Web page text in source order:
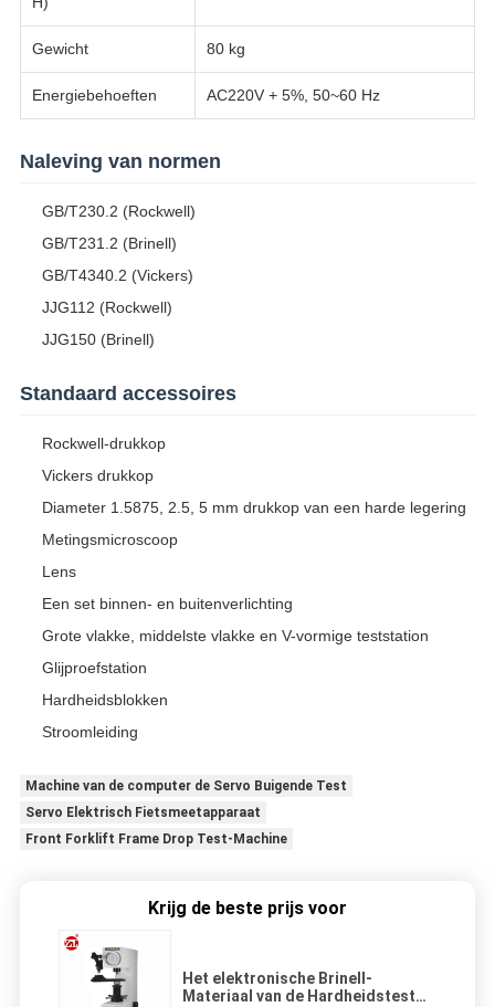
Gewicht 80 kg
Energiebehoeften AC220V + 5%, 50~60 Hz
Naleving van normen
GB/T230.2 (Rockwell)
GB/T231.2 (Brinell)
GB/T4340.2 (Vickers)
JJG112 (Rockwell)
JJG150 (Brinell)
Standaard accessoires
Rockwell-drukkop
Vickers drukkop
Diameter 1.5875, 2.5, 5 mm drukkop van een harde legering
Metingsmicroscoop
Lens
Een set binnen- en buitenverlichting
Grote vlakke, middelste vlakke en V-vormige teststation
Glijproefstation
Hardheidsblokken
Stroomleiding
Machine van de computer de Servo Buigende Test
Servo Elektrisch Fietsmeetapparaat
Front Forklift Frame Drop Test-Machine
Krijg de beste prijs voor
Het elektronische Brinell-
Materiaal van de Hardheidstest